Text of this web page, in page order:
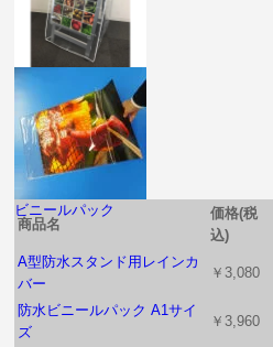
raincover
ビニールパック
商品名
価格(税
込)
A型防水スタンド用レインカ
バー
￥3,080
防水ビニールパック A1サイ
ズ
￥3,960